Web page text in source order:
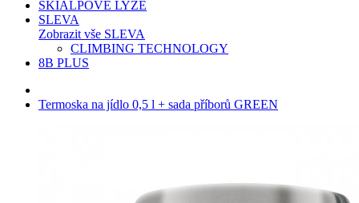
SKIALPOVÉ LYŽE
SLEVA
Zobrazit vše SLEVA
CLIMBING TECHNOLOGY
8B PLUS
Termoska na jídlo 0,5 l + sada příborů GREEN